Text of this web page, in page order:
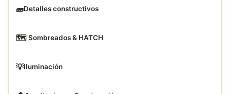
🧱Detalles constructivos
🗺️ Sombreados & HATCH
💡Iluminación